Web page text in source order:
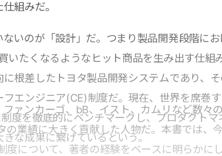
組みだ。
いのが「設計」だ。つまり製品開発段階にお
いたくなるようなヒット商品を生み出す仕組
根差したトヨタ製品開発システムであり、そ
エンジニア(CE)制度だ。現在、世界を席巻
度を徹底的にベンチマークし、プロダクトマ
な成果に繋げているという。
ァンカーゴ、bB、イスト、カムリなど数々
の業績に大きく貢献した人物だ。本書では、
度について、著者の経験をベースに明らかに